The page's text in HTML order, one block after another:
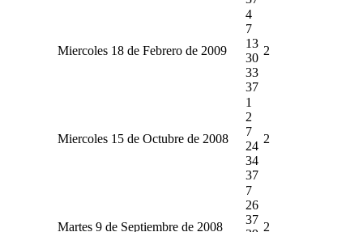
Miercoles 18 de Febrero de 2009
4
7
13
30
33
37
2
Miercoles 15 de Octubre de 2008
1
2
7
24
34
37
2
Martes 9 de Septiembre de 2008
7
26
37
2